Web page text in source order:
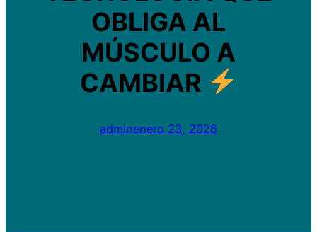
OBLIGA AL
MÚSCULO A
CAMBIAR
adminenero 23, 2026